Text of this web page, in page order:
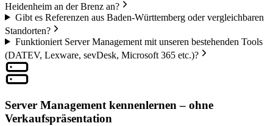
Heidenheim an der Brenz an?
Gibt es Referenzen aus Baden-Württemberg oder vergleichbaren
Standorten?
Funktioniert Server Management mit unseren bestehenden Tools
(DATEV, Lexware, sevDesk, Microsoft 365 etc.)?
Server Management kennenlernen – ohne
Verkaufspräsentation